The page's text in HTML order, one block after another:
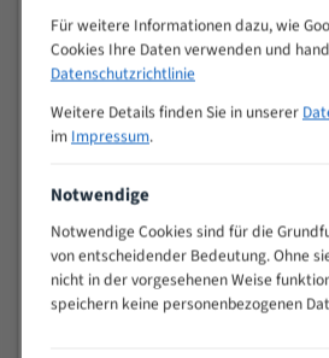
M (mm)
Zähne pro
Zoll (ZpZ))
>
10/14
15 - 40
8/12
25 - 50
35 - 70
80 - 180
3/4
130 -
350
2/3
Für weitere Informationen dazu, wie
Cookies Ihre Daten verwenden und
Datenschutzrichtlinie
Weitere Details finden Sie in unserer
im Impressum.
Notwendige
Notwendige Cookies sind für die
von entscheidender Bedeutung. Ohne
nicht in der vorgesehenen Weise
speichern keine personenbezogenen